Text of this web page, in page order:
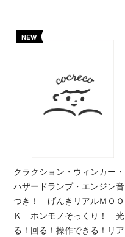
NEW
クラクション・ウィンカー・
ハザードランプ・エンジン音
つき！ げんきリアルＭＯＯ
Ｋ ホンモノそっくり！ 光
る！回る！操作できる！リア